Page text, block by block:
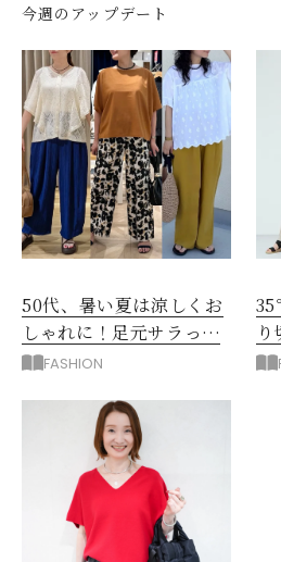
今週のアップデート
50代、暑い夏は涼しくお
しゃれに！足元サラっと
快適「優秀ワイドパン
FASHION
ア